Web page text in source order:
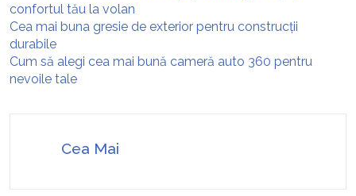
confortul tău la volan
Cea mai buna gresie de exterior pentru construcții
durabile
Cum să alegi cea mai bună cameră auto 360 pentru
nevoile tale
Cea Mai